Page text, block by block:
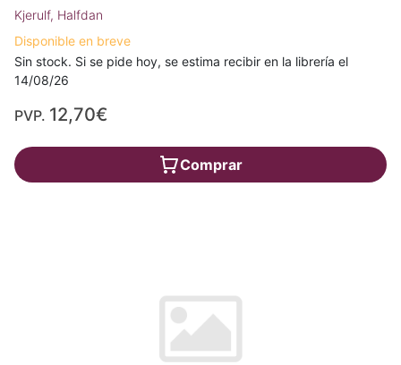
Kjerulf, Halfdan
Disponible en breve
Sin stock. Si se pide hoy, se estima recibir en la librería el
14/08/26
PVP. 12,70€
Comprar